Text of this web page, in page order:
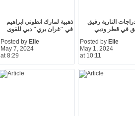
ذهبية لمارك انطوني ابراهيم
في "غران بري" دبي للقوى
Posted by Elie
May 7, 2024
at 8:29
النارية رفيق
في قطر ودبي
Posted by Elie
May 1, 2024
at 10:11